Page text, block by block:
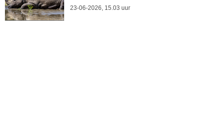
23-06-2026, 15.03 uur